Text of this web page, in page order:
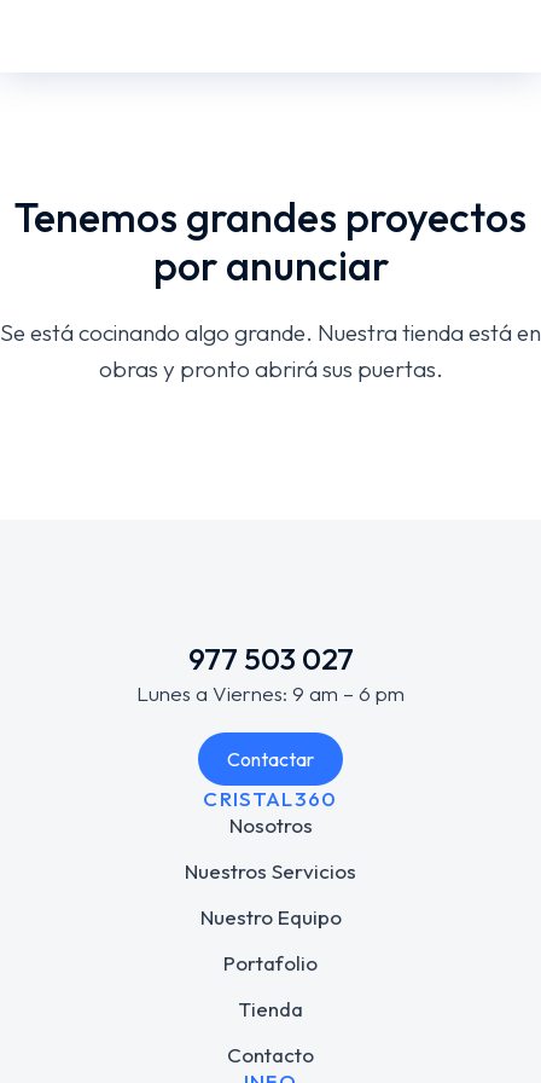
Tenemos grandes proyectos
por anunciar
Se está cocinando algo grande. Nuestra tienda está en
obras y pronto abrirá sus puertas.
977 503 027
Lunes a Viernes: 9 am – 6 pm
Contactar
CRISTAL360
Nosotros
Nuestros Servicios
Nuestro Equipo
Portafolio
Tienda
Contacto